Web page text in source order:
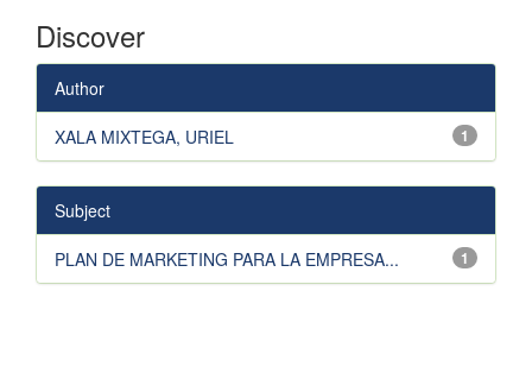
Discover
Author
1
XALA MIXTEGA, URIEL
Subject
1
PLAN DE MARKETING PARA LA EMPRESA...